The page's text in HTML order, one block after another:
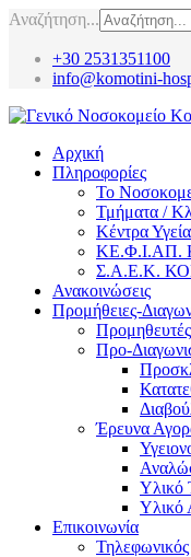
Αναζήτηση...
+30 2531351100
info@komotini-
Αρχική
Πληροφορίες
Το
Τμήματα /
Κέντρα
ΚΕ.Φ.Ι.ΑΠ.
Σ.Α.Ε.Κ.
Ανακοινώσεις
Προμήθειες-
Προμηθευτές
Προ-
Έρευνα
Υλικό
Υλικό
Επικοινωνία